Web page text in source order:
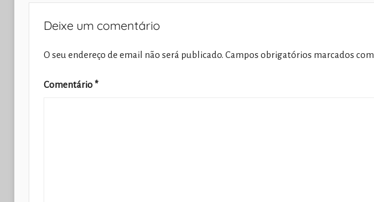
Deixe um comentário
O seu endereço de email não será publicado. Campos obrigatórios marcados com
Comentário *